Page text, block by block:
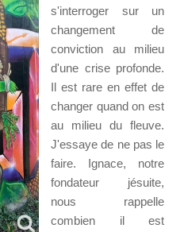
s'interroger sur un
changement de
conviction au milieu
d'une crise profonde.
Il est rare en effet de
changer quand on est
au milieu du fleuve.
J'essaye de ne pas le
faire. Ignace, notre
fondateur jésuite,
nous rappelle
combien il est